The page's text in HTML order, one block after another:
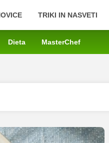
TRIKI IN NASVETI
Dieta MasterChef